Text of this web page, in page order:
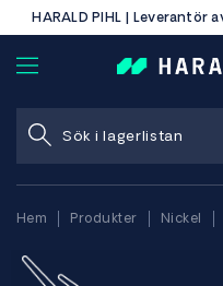
HARALD PIHL | Leverantör
Hem Produkter Nickel